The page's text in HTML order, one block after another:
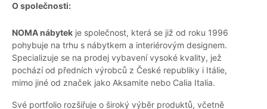
O společnosti:
NOMA nábytek je společnost, která se již od roku 1996
pohybuje na trhu s nábytkem a interiérovým designem.
Specializuje se na prodej vybavení vysoké kvality, jež
pochází od předních výrobců z České republiky i Itálie,
mimo jiné od značek jako Aksamite nebo Calia Italia.
Své portfolio rozšiřuje o široký výběr produktů, včetně